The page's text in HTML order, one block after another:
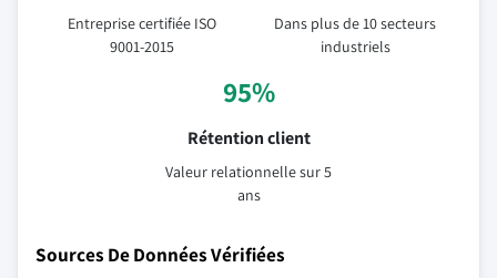
Entreprise certifiée ISO
9001-2015
Dans plus de 10 secteurs
industriels
95%
Rétention client
Valeur relationnelle sur 5
ans
Sources De Données Vérifiées